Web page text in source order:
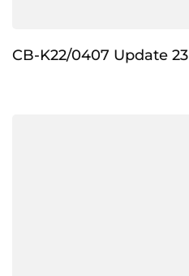
CB-K22/0407 Update 23